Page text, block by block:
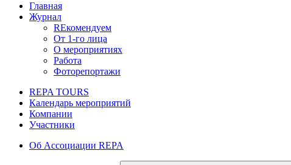
Главная
Журнал
REкомендуем
От 1-го лица
О мероприятиях
Работа
Фоторепортажи
REPA TOURS
Календарь мероприятий
Компании
Участники
Об Ассоциации REPA